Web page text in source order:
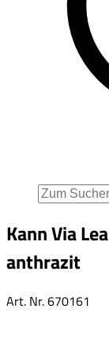
Kann Via
anthrazit
Art. Nr.670161